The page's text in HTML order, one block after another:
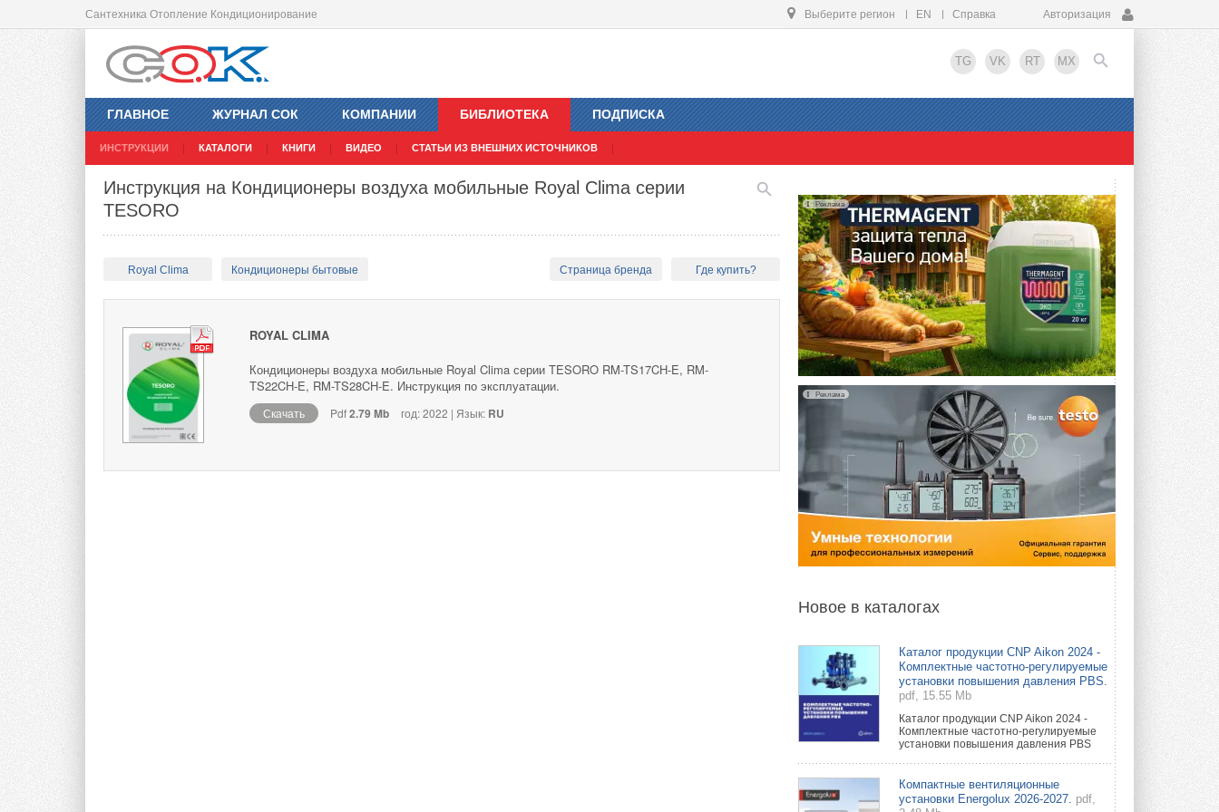
Сантехника Отопление Кондиционирование Выберите регион EN Справка Авторизация
TG VK RT MX
ГЛАВНОЕ ЖУРНАЛ СОК КОМПАНИИ БИБЛИОТЕКА
ИНСТРУКЦИИ КАТАЛОГИ КНИГИ ВИДЕО СТАТЬИ ИЗ ВНЕШНИХ ИСТОЧНИКОВ
ПОДПИСКА
EN
Инструкция на Кондиционеры воздуха мобильные Royal Clima серии
TESORO
Royal Clima Кондиционеры бытовые Страница бренда Где купить?
ROYAL CLIMA
Кондиционеры воздуха мобильные Royal Clima серии TESORO RM-TS17CH-E, RM-
TS22CH-E, RM-TS28CH-E. Инструкция по эксплуатации.
Скачать Pdf2.79 Mb год: 2022 | Язык: RU
Реклама
Реклама
Новое в каталогах
Каталог продукции CNP Aikon 2024 -
Комплектные частотно-регулируемые
установки повышения давления PBS.
pdf, 15.55 Mb
Каталог продукции CNP Aikon 2024 -
Комплектные частотно-регулируемые
установки повышения давления PBS
Компактные вентиляционные
установки Energolux 2026-2027. pdf,